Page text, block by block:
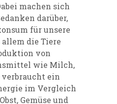
machen sich
darüber,
für unsere
die Tiere
von
wie Milch,
ein
im Vergleich
Gemüse und